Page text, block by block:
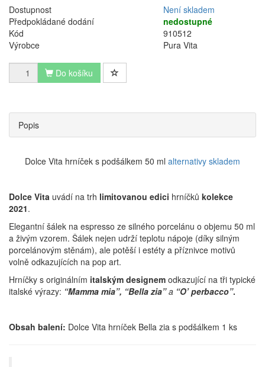
Dostupnost
Není skladem
Předpokládané dodání
nedostupné
Kód
910512
Výrobce
Pura Vita
Do košíku
Popis
Dolce Vita hrníček s podšálkem 50 ml alternativy skladem
Dolce Vita uvádí na trh limitovanou edici hrníčků kolekce
2021.
Elegantní šálek na espresso ze silného porcelánu o objemu 50 ml
a živým vzorem. Šálek nejen udrží teplotu nápoje (díky silným
porcelánovým stěnám), ale potěší i estéty a příznivce motivů
volně odkazujících na pop art.
Hrníčky s originálním italským designem odkazující na tři typické
italské výrazy: “Mamma mia”, “Bella zia”a “O’ perbacco”.
Obsah balení: Dolce Vita hrníček Bella zia s podšálkem 1 ks